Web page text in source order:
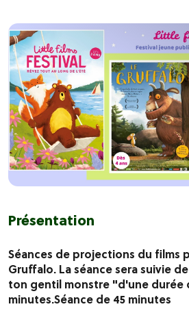
Présentation
Séances de projections du films
Gruffalo. La séance sera suivie
ton gentil monstre "d'une durée
minutes.Séance de 45 minutes